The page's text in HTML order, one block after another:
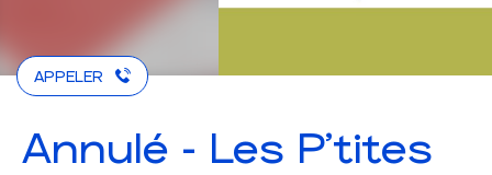
APPELER
Annulé - Les P'tites